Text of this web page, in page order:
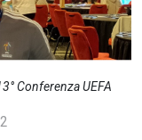
Conferenza UEFA